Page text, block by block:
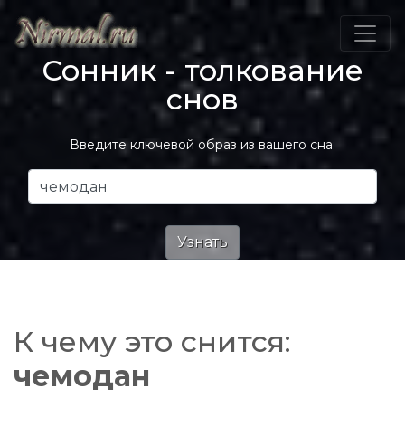
Сонник - толкование
снов
Введите ключевой образ из вашего сна:
К чему это снится:
чемодан